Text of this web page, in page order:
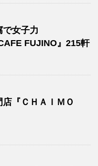
女子力
FUJINO』215軒
『ＣＨＡＩＭＯ